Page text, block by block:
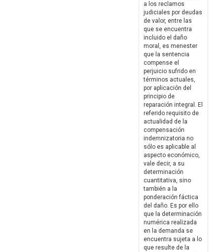
a los reclamos
judiciales por deudas
de valor, entre las
que se encuentra
incluido el daño
moral, es menester
que la sentencia
compense el
perjuicio sufrido en
términos actuales,
por aplicación del
principio de
reparación integral. El
referido requisito de
actualidad de la
compensación
indemnizatoria no
sólo es aplicable al
aspecto económico,
vale decir, a su
determinación
cuantitativa, sino
también a la
ponderación fáctica
del daño. Es por ello
que la determinación
numérica realizada
en la demanda se
encuentra sujeta a lo
que resulte de la